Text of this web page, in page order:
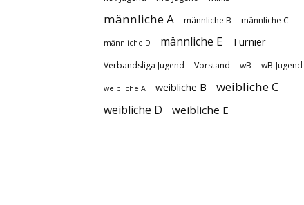
männliche A männliche B männliche C
männliche D männliche E Turnier
Verbandsliga Jugend Vorstand wB wB-Jugend
weibliche A weibliche B weibliche C
weibliche D weibliche E